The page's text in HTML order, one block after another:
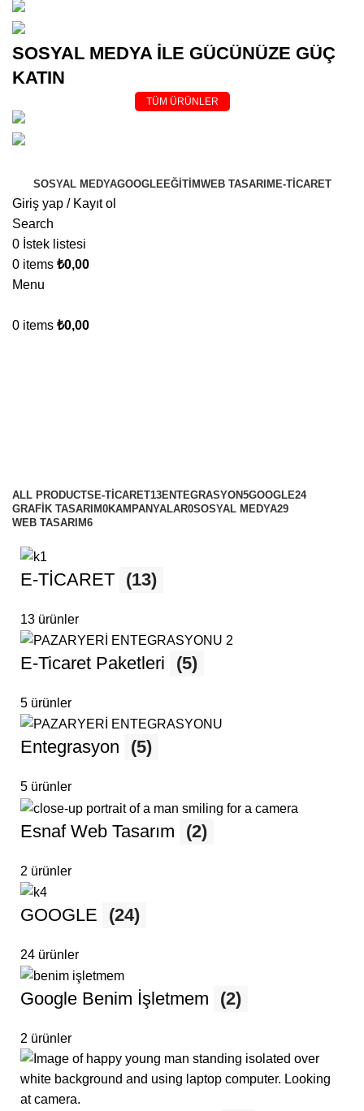
SOSYAL MEDYA İLE GÜCÜNÜZE GÜÇ
KATIN
TÜM ÜRÜNLER
SOSYAL MEDYAGOOGLEEĞİTİMWEB TASARIME-TİCARET
Giriş yap / Kayıt ol
Search
0 İstek listesi
0 items ₺0,00
Menu
0 items ₺0,00
ALL PRODUCTSE-TİCARET13ENTEGRASYON5GOOGLE24
GRAFİK TASARIM0KAMPANYALAR0SOSYAL MEDYA29
WEB TASARIM6
E-TİCARET (13)
13 ürünler
E-Ticaret Paketleri (5)
5 ürünler
Entegrasyon (5)
5 ürünler
Esnaf Web Tasarım (2)
2 ürünler
GOOGLE (24)
24 ürünler
Google Benim İşletmem (2)
2 ürünler